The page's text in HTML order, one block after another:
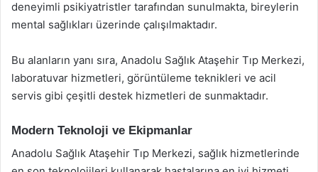
deneyimli psikiyatristler tarafından sunulmakta, bireylerin
mental sağlıkları üzerinde çalışılmaktadır.
Bu alanların yanı sıra, Anadolu Sağlık Ataşehir Tıp Merkezi,
laboratuvar hizmetleri, görüntüleme teknikleri ve acil
servis gibi çeşitli destek hizmetleri de sunmaktadır.
Modern Teknoloji ve Ekipmanlar
Anadolu Sağlık Ataşehir Tıp Merkezi, sağlık hizmetlerinde